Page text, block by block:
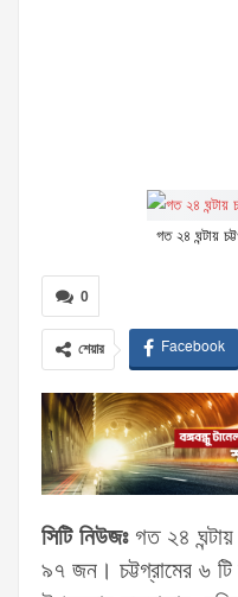
গত ২৪ ঘন্টায়
0
শেয়ার Facebook
সিটি নিউজঃগত ২৪ ঘন্টায়
৯৭ জন। চট্টগ্রামের ৬